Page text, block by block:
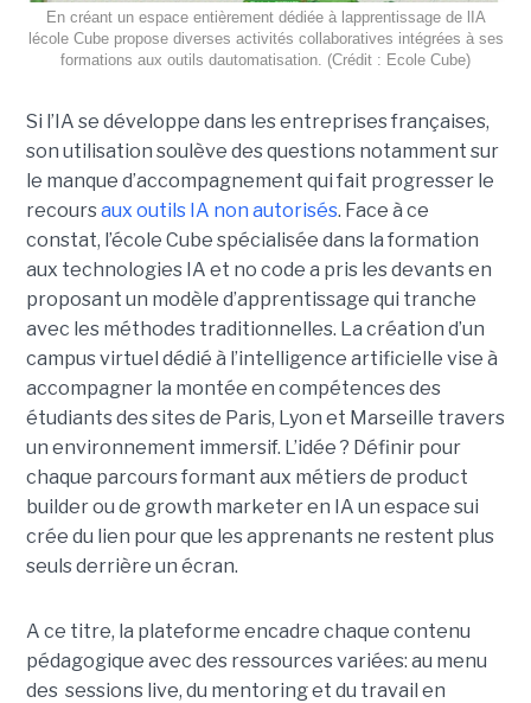
En créant un espace entièrement dédiée à lapprentissage de lIA
lécole Cube propose diverses activités collaboratives intégrées à ses
formations aux outils dautomatisation. (Crédit : Ecole Cube)
Si l’IA se développe dans les entreprises françaises,
son utilisation soulève des questions notamment sur
le manque d’accompagnement qui fait progresser le
recoursaux outils IA non autorisés. Face à ce
constat, l’école Cube spécialisée dans la formation
aux technologies IA et no code a pris les devants en
proposant un modèle d’apprentissage qui tranche
avec les méthodes traditionnelles. La création d’un
campus virtuel dédié à l’intelligence artificielle vise à
accompagner la montée en compétences des
étudiants des sites de Paris, Lyon et Marseille travers
un environnement immersif. L’idée ? Définir pour
chaque parcours formant aux métiers de product
builder ou de growth marketer en IA un espace sui
crée du lien pour que les apprenants ne restent plus
seuls derrière un écran.
A ce titre, la plateforme encadre chaque contenu
pédagogique avec des ressources variées: au menu
des sessions live, du mentoring et du travail en